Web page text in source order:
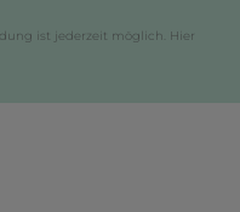
ist jederzeit möglich. Hier